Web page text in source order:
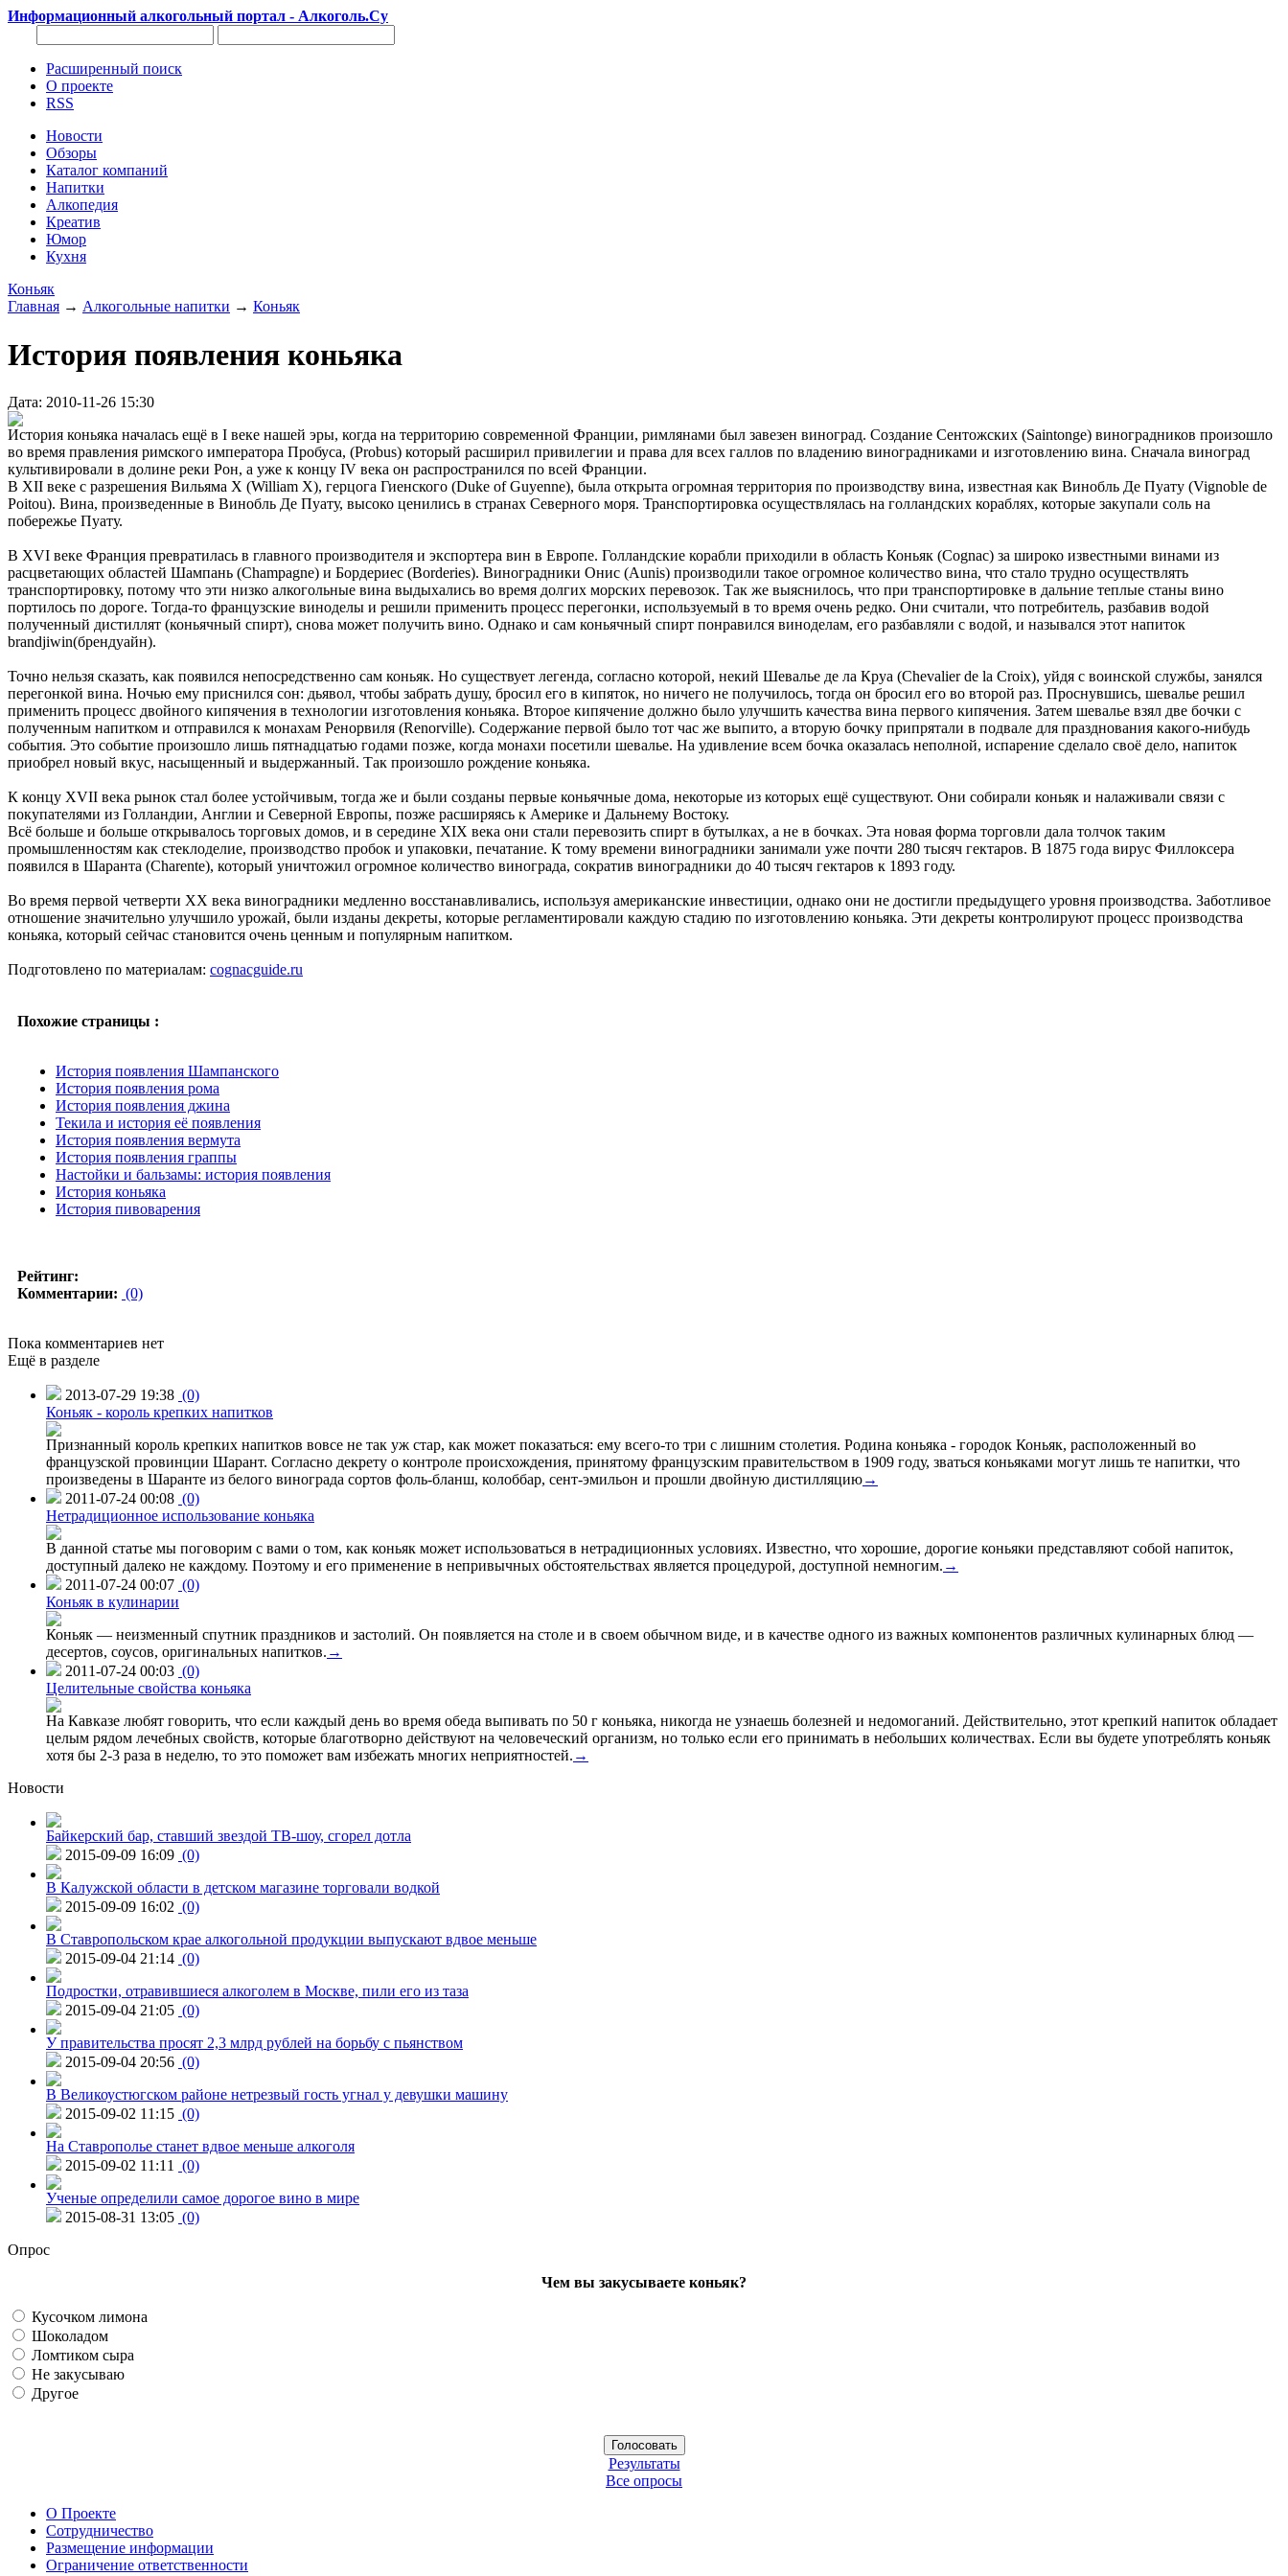
Информационный алкогольный портал - Алкоголь.Су
Расширенный поиск
О проекте
RSS
Новости
Обзоры
Каталог компаний
Напитки
Алкопедия
Креатив
Юмор
Кухня
Коньяк
Главная → Алкогольные напитки → Коньяк
История появления коньяка
Дата: 2010-11-26 15:30
История коньяка началась ещё в I веке нашей эры, когда на территорию современной Франции, римлянами был завезен виноград. Создание Сентожских (Saintonge) виноградников произошло
во время правления римского императора Пробуса, (Probus) который расширил привилегии и права для всех галлов по владению виноградниками и изготовлению вина. Сначала виноград
культивировали в долине реки Рон, а уже к концу IV века он распространился по всей Франции.
В XII веке с разрешения Вильяма X (William X), герцога Гиенского (Duke of Guyenne), была открыта огромная территория по производству вина, известная как Винобль Де Пуату (Vignoble de
Poitou). Вина, произведенные в Винобль Де Пуату, высоко ценились в странах Северного моря. Транспортировка осуществлялась на голландских кораблях, которые закупали соль на
побережье Пуату.
В XVI веке Франция превратилась в главного производителя и экспортера вин в Европе. Голландские корабли приходили в область Коньяк (Cognac) за широко известными винами из
расцветающих областей Шампань (Champagne) и Бордериес (Borderies). Виноградники Онис (Aunis) производили такое огромное количество вина, что стало трудно осуществлять
транспортировку, потому что эти низко алкогольные вина выдыхались во время долгих морских перевозок. Так же выяснилось, что при транспортировке в дальние теплые станы вино
портилось по дороге. Тогда-то французские виноделы и решили применить процесс перегонки, используемый в то время очень редко. Они считали, что потребитель, разбавив водой
полученный дистиллят (коньячный спирт), снова может получить вино. Однако и сам коньячный спирт понравился виноделам, его разбавляли с водой, и назывался этот напиток
brandjiwin(брендуайн).
Точно нельзя сказать, как появился непосредственно сам коньяк. Но существует легенда, согласно которой, некий Шевалье де ла Круа (Chevalier de la Croix), уйдя с воинской службы, занялся
перегонкой вина. Ночью ему приснился сон: дьявол, чтобы забрать душу, бросил его в кипяток, но ничего не получилось, тогда он бросил его во второй раз. Проснувшись, шевалье решил
применить процесс двойного кипячения в технологии изготовления коньяка. Второе кипячение должно было улучшить качества вина первого кипячения. Затем шевалье взял две бочки с
полученным напитком и отправился к монахам Ренорвиля (Renorville). Содержание первой было тот час же выпито, а вторую бочку припрятали в подвале для празднования какого-нибудь
события. Это событие произошло лишь пятнадцатью годами позже, когда монахи посетили шевалье. На удивление всем бочка оказалась неполной, испарение сделало своё дело, напиток
приобрел новый вкус, насыщенный и выдержанный. Так произошло рождение коньяка.
К концу XVII века рынок стал более устойчивым, тогда же и были созданы первые коньячные дома, некоторые из которых ещё существуют. Они собирали коньяк и налаживали связи с
покупателями из Голландии, Англии и Северной Европы, позже расширяясь к Америке и Дальнему Востоку.
Всё больше и больше открывалось торговых домов, и в середине XIX века они стали перевозить спирт в бутылках, а не в бочках. Эта новая форма торговли дала толчок таким
промышленностям как стеклоделие, производство пробок и упаковки, печатание. К тому времени виноградники занимали уже почти 280 тысяч гектаров. В 1875 года вирус Филлоксера
появился в Шаранта (Charente), который уничтожил огромное количество винограда, сократив виноградники до 40 тысяч гектаров к 1893 году.
Во время первой четверти XX века виноградники медленно восстанавливались, используя американские инвестиции, однако они не достигли предыдущего уровня производства. Заботливое
отношение значительно улучшило урожай, были изданы декреты, которые регламентировали каждую стадию по изготовлению коньяка. Эти декреты контролируют процесс производства
коньяка, который сейчас становится очень ценным и популярным напитком.
Подготовлено по материалам: cognacguide.ru
Похожие страницы :
История появления Шампанского
История появления рома
История появления джина
Текила и история её появления
История появления вермута
История появления граппы
Настойки и бальзамы: история появления
История коньяка
История пивоварения
Рейтинг:
Комментарии: (0)
Пока комментариев нет
Ещё в разделе
2013-07-29 19:38 (0)
Коньяк - король крепких напитков
Признанный король крепких напитков вовсе не так уж стар, как может показаться: ему всего-то три с лишним столетия. Родина коньяка - городок Коньяк, расположенный во
французской провинции Шарант. Согласно декрету о контроле происхождения, принятому французским правительством в 1909 году, зваться коньяками могут лишь те напитки, что
произведены в Шаранте из белого винограда сортов фоль-бланш, колоббар, сент-эмильон и прошли двойную дистилляцию→
2011-07-24 00:08 (0)
Нетрадиционное использование коньяка
В данной статье мы поговорим с вами о том, как коньяк может использоваться в нетрадиционных условиях. Известно, что хорошие, дорогие коньяки представляют собой напиток,
доступный далеко не каждому. Поэтому и его применение в непривычных обстоятельствах является процедурой, доступной немногим. →
2011-07-24 00:07 (0)
Коньяк в кулинарии
Коньяк — неизменный спутник праздников и застолий. Он появляется на столе и в своем обычном виде, и в качестве одного из важных компонентов различных кулинарных блюд —
десертов, соусов, оригинальных напитков. →
2011-07-24 00:03 (0)
Целительные свойства коньяка
На Кавказе любят говорить, что если каждый день во время обеда выпивать по 50 г коньяка, никогда не узнаешь болезней и недомоганий. Действительно, этот крепкий напиток обладает
целым рядом лечебных свойств, которые благотворно действуют на человеческий организм, но только если его принимать в небольших количествах. Если вы будете употреблять коньяк
хотя бы 2-3 раза в неделю, то это поможет вам избежать многих неприятностей. →
Новости
Байкерский бар, ставший звездой ТВ-шоу, сгорел дотла
2015-09-09 16:09 (0)
В Калужской области в детском магазине торговали водкой
2015-09-09 16:02 (0)
В Ставропольском крае алкогольной продукции выпускают вдвое меньше
2015-09-04 21:14 (0)
Подростки, отравившиеся алкоголем в Москве, пили его из таза
2015-09-04 21:05 (0)
У правительства просят 2,3 млрд рублей на борьбу с пьянством
2015-09-04 20:56 (0)
В Великоустюгском районе нетрезвый гость угнал у девушки машину
2015-09-02 11:15 (0)
На Ставрополье станет вдвое меньше алкоголя
2015-09-02 11:11
(0)
Ученые определили самое дорогое вино в мире
2015-08-31 13:05 (0)
Опрос
Чем вы закусываете коньяк?
Кусочком лимона
Шоколадом
Ломтиком сыра
Не закусываю
Другое
Результаты
Все опросы
О Проекте
Сотрудничество
Размещение информации
Ограничение ответственности